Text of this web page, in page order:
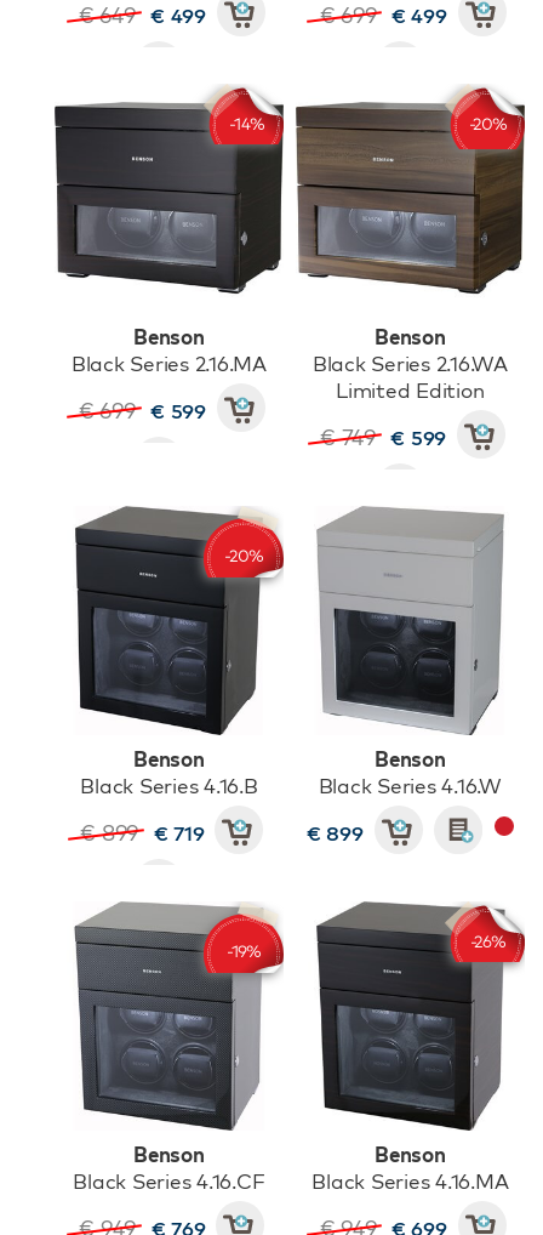
€ 649 € 499 € 699 € 499
Benson
Black Series 2.16.MA
€ 699 € 599
Benson
Black Series 2.16.WA
Limited Edition
€ 749 € 599
Benson
Black Series 4.16.B
€ 899 € 719
Benson
Black Series 4.16.W
€ 899
Benson
Black Series 4.16.CF
€ 949 € 769
Benson
Black Series 4.16.MA
€ 949 € 699